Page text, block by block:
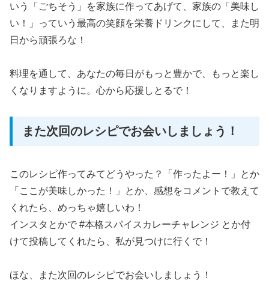
いう「ごちそう」を家族に作ってあげて、家族の「美味し
い！」っていう最高の笑顔を栄養ドリンクにして、また明
日から頑張ろな！
料理を通して、あなたの毎日がもっと豊かで、もっと楽し
くなりますように。心から応援しとるで！
また次回のレシピでお会いしましょう！
このレシピ作ってみてどうやった？「作ったよー！」とか
「ここが美味しかった！」とか、感想をコメントで教えて
くれたら、めっちゃ嬉しいわ！
インスタとかで #本格スパイスカレーチャレンジ とか付
けて投稿してくれたら、私が見つけに行くで！
ほな、また次回のレシピでお会いしましょう！